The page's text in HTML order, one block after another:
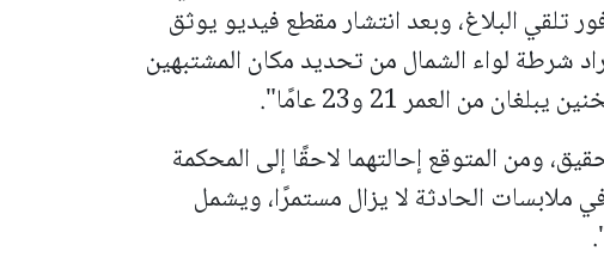
البلاغ، وبعد انتشار مقطع فيديو يوثق
شرطة لواء الشمال من تحديد مكان المشتبهين
من العمر 21 و23 عامًا".
ومن المتوقع إحالتهما لاحقًا إلى المحكمة
ملابسات الحادثة لا يزال مستمرًا، ويشمل